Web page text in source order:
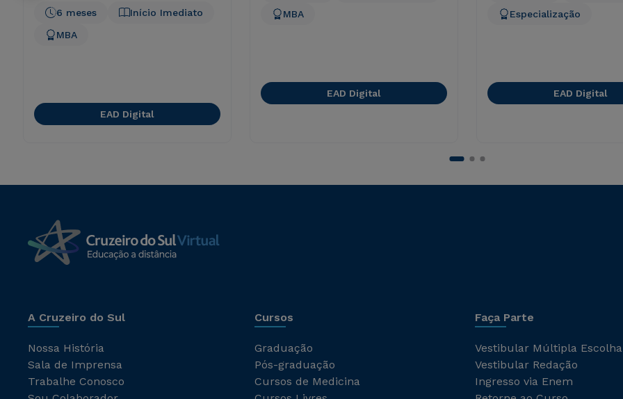
meses
Início Imediato
6 meses
MBA
EAD Digital
MBA
EAD Digital
Especialização
EAD Digital
A Cruzeiro do Sul
Nossa História
Sala de Imprensa
Trabalhe Conosco
Cursos
Graduação
Pós-graduação
Cursos de Medicina
Faça Parte
Vestibular Múltipla Escolha
Vestibular Redação
Ingresso via Enem